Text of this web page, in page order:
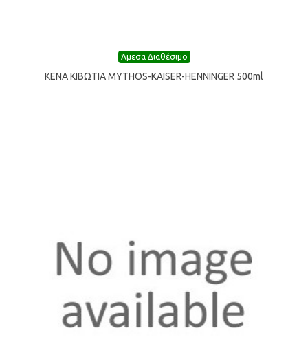
Άμεσα Διαθέσιμο
ΚΕΝΑ ΚΙΒΩTIA MYTHOS-KAISER-HENNINGER 500ml